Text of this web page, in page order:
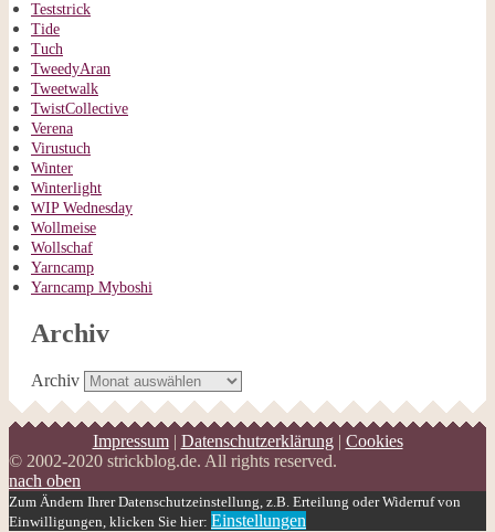
Teststrick
Tide
Tuch
TweedyAran
Tweetwalk
TwistCollective
Verena
Virustuch
Winter
Winterlight
WIP Wednesday
Wollmeise
Wollschaf
Yarncamp
Yarncamp Myboshi
Archiv
Archiv
Impressum| Datenschutzerklärung| Cookies
© 2002-2020 strickblog.de. All rights reserved.
nach oben
Zum Ändern Ihrer Datenschutzeinstellung, z.B. Erteilung oder Widerruf von
Einwilligungen, klicken Sie hier: Einstellungen